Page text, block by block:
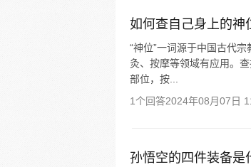
旅……
如何查自己身上的神
“神位”一词源于中国古代
灸、按摩等领域有应用。
部位，按...
1个回答2024年08月07日
孙悟空的四件装备是